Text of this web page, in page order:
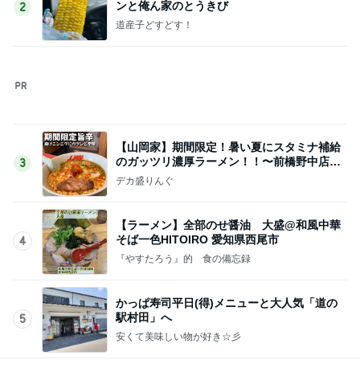
2
ンと俺ん家のとうきび
道産子どすどす！
3
4
【ラーメン】全部のせ醤油 大盛@和風中華
そば一色HITOIRO 愛知県西尾市
『やすたろう』的 食の備忘録
5
かっぱ寿司平日(得)メニューと大人気「道の
駅村田」へ
安くて美味しい物が好き☆彡
このジャンルの記事をもっと見る